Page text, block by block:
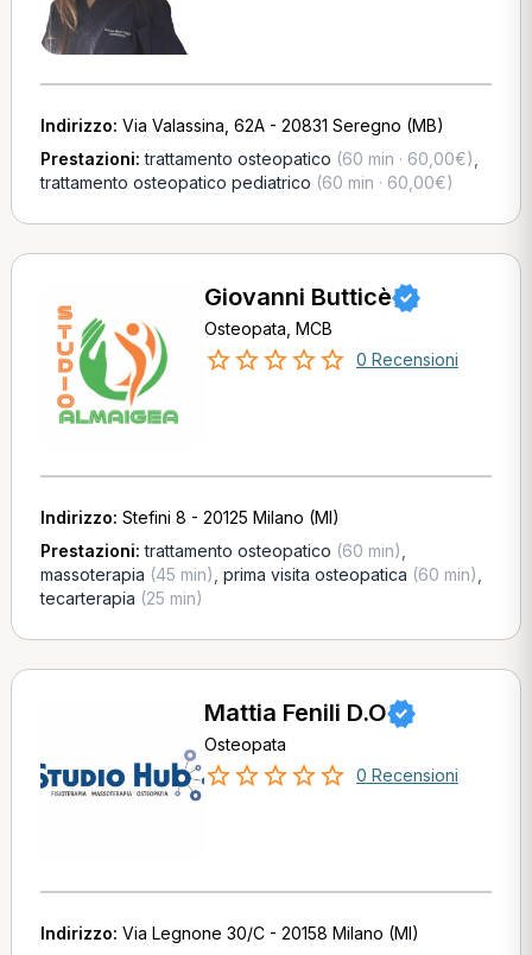
Indirizzo: Via Valassina, 62A - 20831 Seregno (MB)
Prestazioni:trattamento osteopatico (60 min · 60,00€)
trattamento osteopatico pediatrico (60 min · 60,00€)
Giovanni Butticè
Osteopata, MCB
0 Recensioni
Indirizzo: Stefini 8 - 20125 Milano (MI)
Prestazioni:trattamento osteopatico (60 min)
massoterapia (45 min) prima visita osteopatica (60 min)
tecarterapia (25 min)
Mattia Fenili D.O
Osteopata
0 Recensioni
Indirizzo: Via Legnone 30/C - 20158 Milano (MI)